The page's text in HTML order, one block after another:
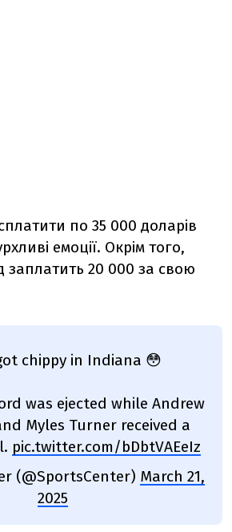
по 35 000 доларів
емоції. Окрім того,
20 000 за свою
chippy in Indiana 😳
was ejected while Andrew
Myles Turner received a
pic.twitter.com/bDbtVAEeIz
(@SportsCenter) March 21,
2025